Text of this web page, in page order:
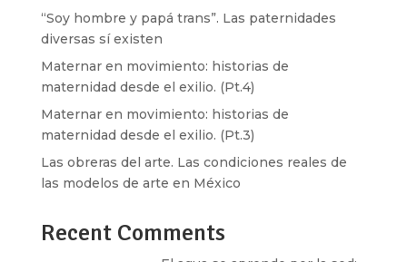
“Soy hombre y papá trans”. Las paternidades
diversas sí existen
Maternar en movimiento: historias de
maternidad desde el exilio. (Pt.4)
Maternar en movimiento: historias de
maternidad desde el exilio. (Pt.3)
Las obreras del arte. Las condiciones reales de
las modelos de arte en México
Recent Comments